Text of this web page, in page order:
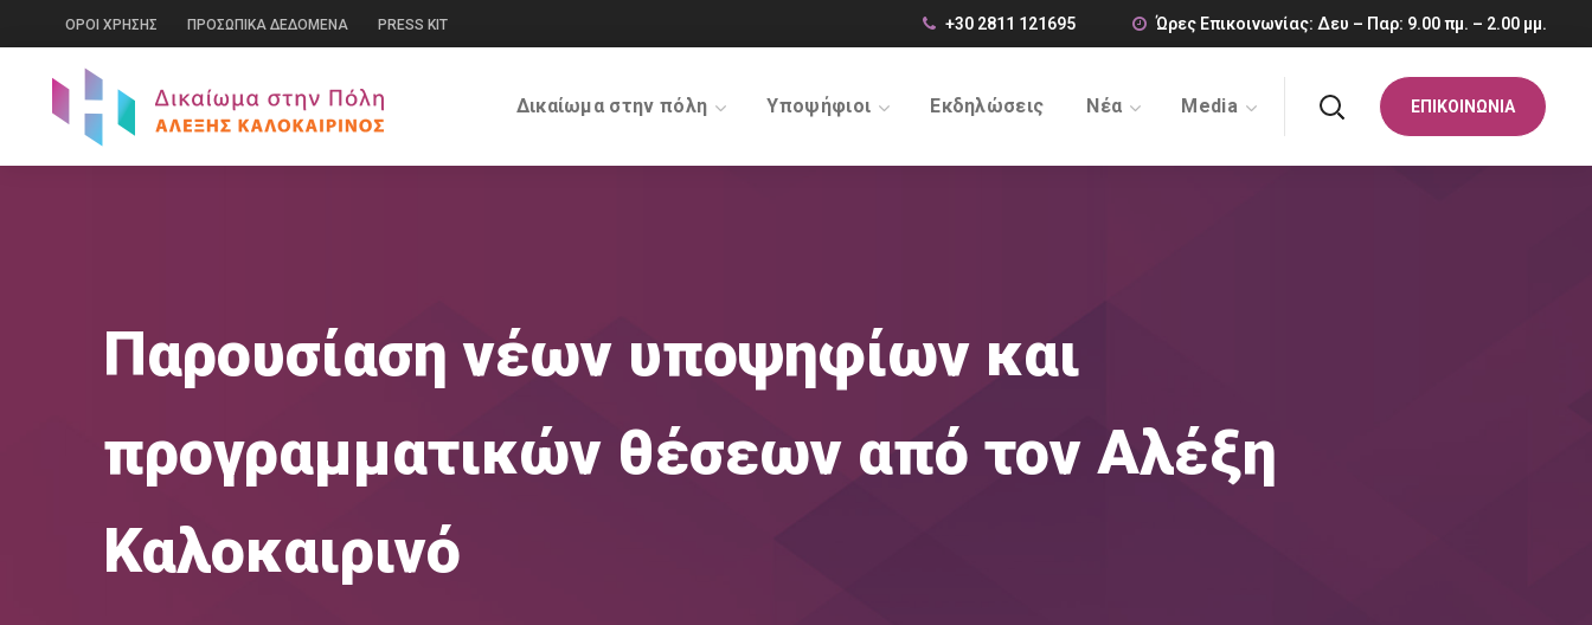
ΟΡΟΙ ΧΡΗΣΗΣ ΠΡΟΣΩΠΙΚΑ ΔΕΔΟΜΕΝΑ PRESS KIT +30 2811 121695 Ώρες Επικοινωνίας: Δευ – Παρ: 9.00 πμ. – 2.00 μμ.
Δικαίωμα στην πόλη Υποψήφιοι Εκδηλώσεις Νέα Media ΕΠΙΚΟΙΝΩΝΙΑ
Παρουσίαση νέων υποψηφίων και
προγραμματικών θέσεων από τον Αλέξη
Καλοκαιρινό